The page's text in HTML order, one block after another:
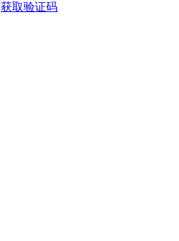
获取验证码